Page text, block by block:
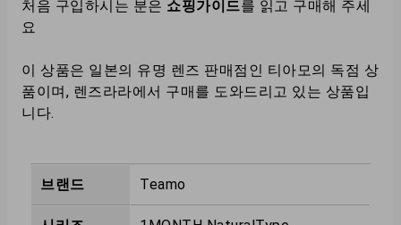
처음 구입하시는 분은 쇼핑가이드를 읽고 구매해 주세
요
이 상품은 일본의 유명 렌즈 판매점인 티아모의 독점 상
품이며, 렌즈라라에서 구매를 도와드리고 있는 상품입
니다.
브랜드 Teamo